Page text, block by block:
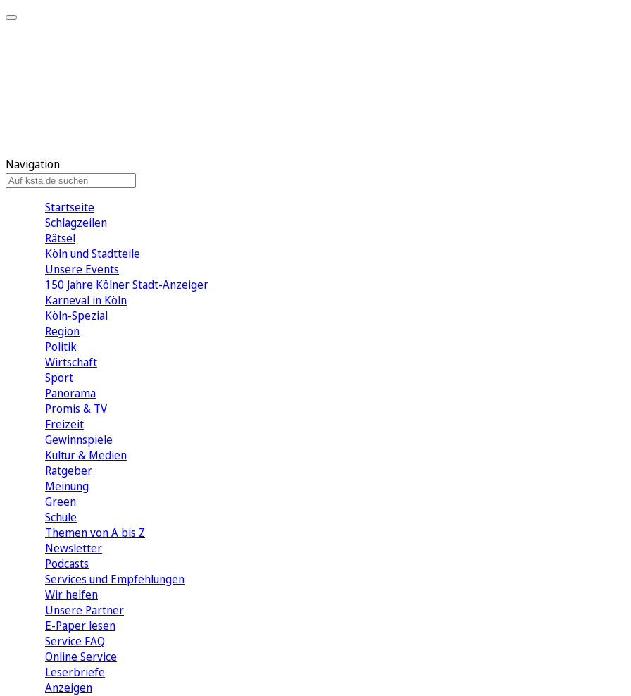
Navigation
Startseite
Schlagzeilen
Rätsel
Köln und Stadtteile
Unsere Events
150 Jahre Kölner Stadt-Anzeiger
Karneval in Köln
Köln-Spezial
Region
Politik
Wirtschaft
Sport
Panorama
Promis & TV
Freizeit
Gewinnspiele
Kultur & Medien
Ratgeber
Meinung
Green
Schule
Themen von A bis Z
Newsletter
Podcasts
Services und Empfehlungen
Wir helfen
Unsere Partner
E-Paper lesen
Service FAQ
Online Service
Leserbriefe
Anzeigen